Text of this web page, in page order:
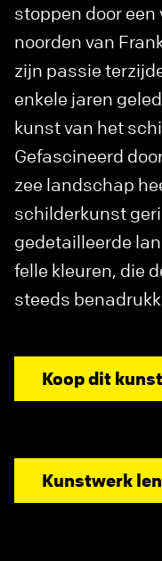
stoppen door
noorden van
zijn passie
enkele jaren
kunst van het
Gefascineerd
zee landschap
schilderkunst
gedetailleerde
felle kleuren, die
steeds
Koop dit
Kunstwerk